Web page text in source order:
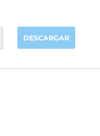
DESCARGAR